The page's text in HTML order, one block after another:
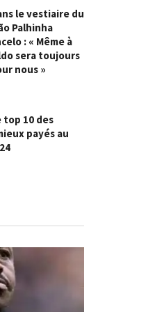
le vestiaire du
Palhinha
: « Même à
sera toujours
nous »
top 10 des
payés au